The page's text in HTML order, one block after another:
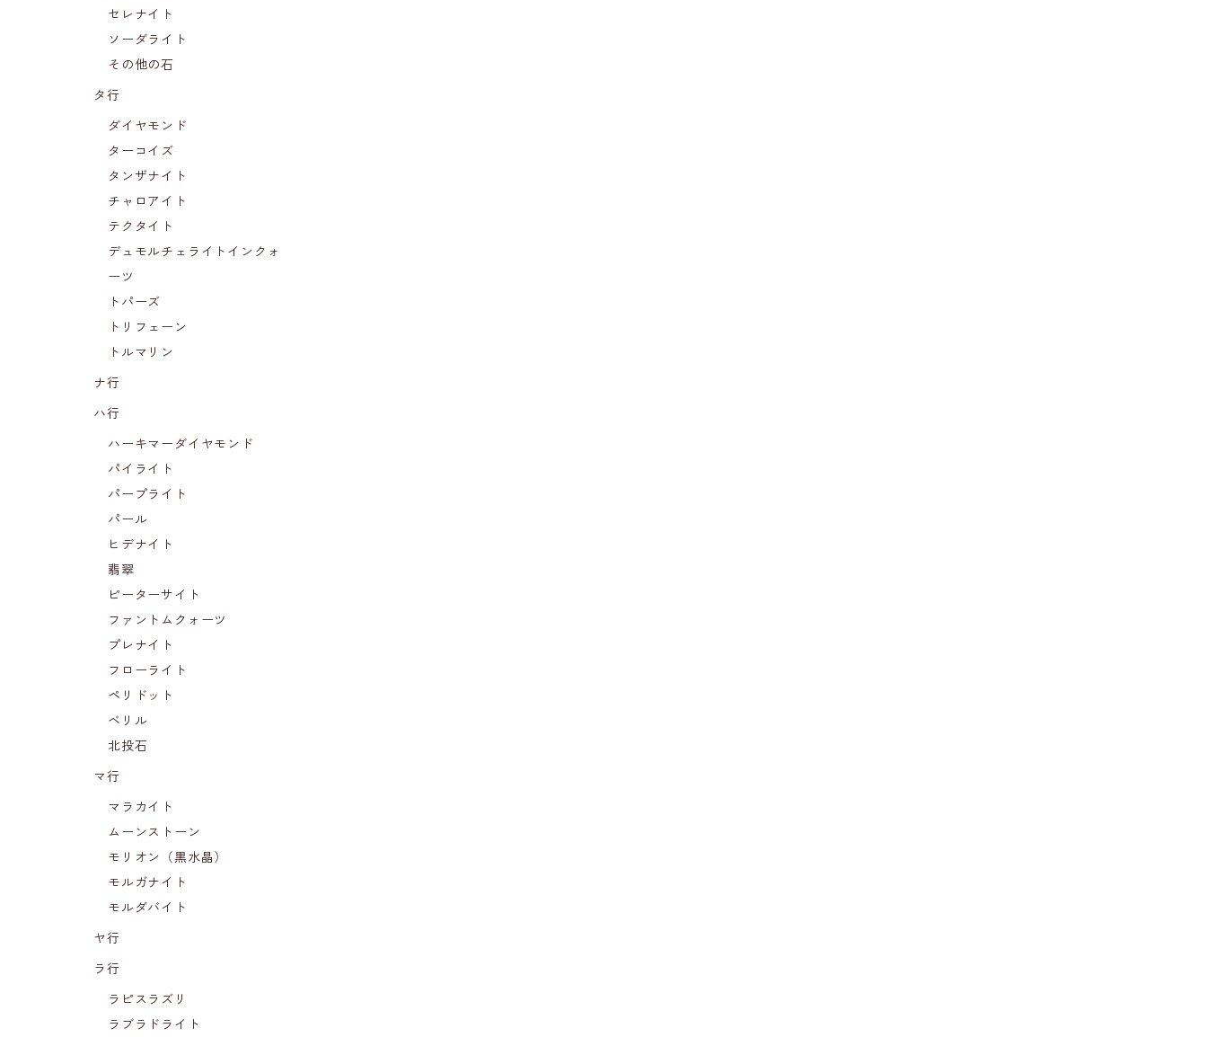
セレナイト
ソーダライト
その他の石
タ行
ダイヤモンド
ターコイズ
タンザナイト
チャロアイト
テクタイト
デュモルチェライトインクォ
ーツ
トパーズ
トリフェーン
トルマリン
ナ行
ハ行
ハーキマーダイヤモンド
パイライト
パープライト
パール
ヒデナイト
翡翠
ピーターサイト
ファントムクォーツ
プレナイト
フローライト
ペリドット
ベリル
北投石
マ行
マラカイト
ムーンストーン
モリオン（黒水晶）
モルガナイト
モルダバイト
ヤ行
ラ行
ラピスラズリ
ラブラドライト